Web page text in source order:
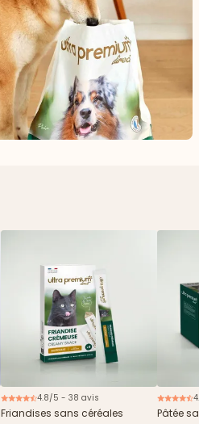
4.8/5 - 38 avis
Friandises sans céréales
Pâtée